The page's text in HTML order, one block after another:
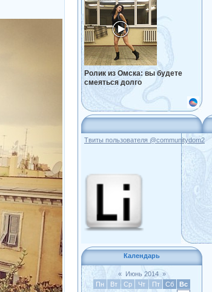
Ролик из Омска: вы будете
смеяться долго
Твиты пользователя @communitydom2
Календарь
« Июнь 2014 »
Пн
Вт Ср Чт Пт Сб
Вс